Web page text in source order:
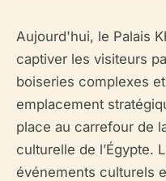
Aujourd'hui, le Palais
captiver les visiteurs
boiseries complexes
emplacement
place au carrefour de
culturelle de l’Égypte.
événements culturels